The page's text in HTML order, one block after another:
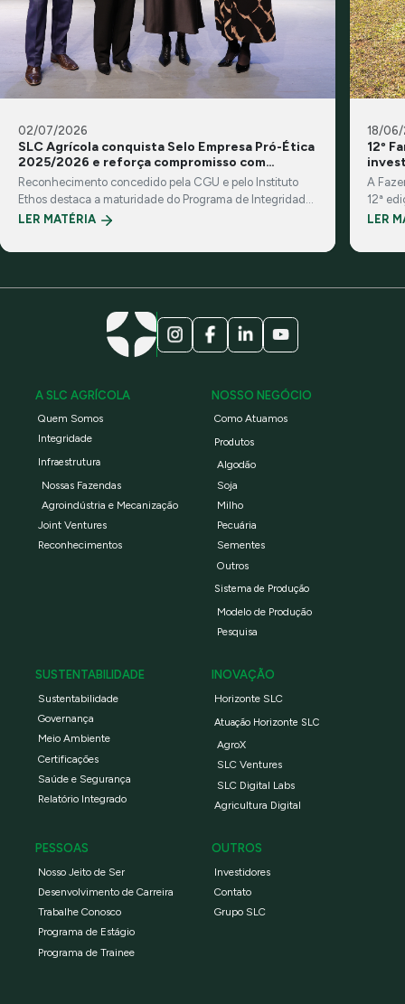
02/07/2026
SLC Agrícola conquista Selo Empresa Pró-Ética
2025/2026 e reforça compromisso com
integridade e transparência
Reconhecimento concedido pela CGU e pelo Instituto
Ethos destaca a maturidade do Programa de Integridade
da Companhia e suas práticas de governança
LER MATÉRIA
18/
12º
A
12ª
LER
A SLC AGRÍCOLA
Quem Somos
Integridade
Infraestrutura
Nossas Fazendas
Agroindústria e Mecanização
Joint Ventures
Reconhecimentos
NOSSO NEGÓCIO
Como Atuamos
Produtos
Algodão
Soja
Milho
Pecuária
Sementes
Outros
Sistema de Produção
Modelo de Produção
Pesquisa
SUSTENTABILIDADE
Sustentabilidade
Governança
Meio Ambiente
Certificações
Saúde e Segurança
Relatório Integrado
INOVAÇÃO
Horizonte SLC
Atuação Horizonte SLC
AgroX
SLC Ventures
SLC Digital Labs
Agricultura Digital
PESSOAS
Nosso Jeito de Ser
Desenvolvimento de Carreira
Trabalhe Conosco
Programa de Estágio
Programa de Trainee
OUTROS
Investidores
Contato
Grupo SLC